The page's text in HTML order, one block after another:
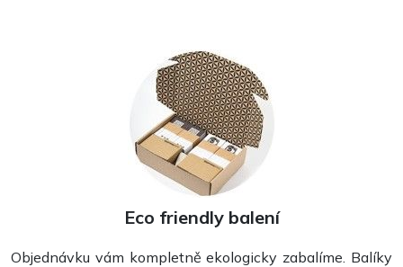
Eco friendly balení
Objednávku vám kompletně ekologicky zabalíme. Balíky